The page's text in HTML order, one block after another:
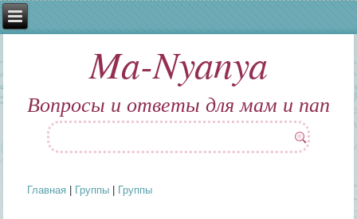
Ma-Nyanya
Вопросы и ответы для мам и пап
Вы здесь
Главная| Группы| Группы